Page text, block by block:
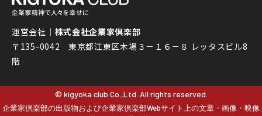
運営会社｜ 株式会社企業家倶楽部
〒135-0042 東京都江東区木場３－１６－８ レッタスビル8
階
© kigyoka club Co.,Ltd. All rights reserved.
企業家倶楽部の出版物および企業家倶楽部Webサイト上の文章・画像・映像